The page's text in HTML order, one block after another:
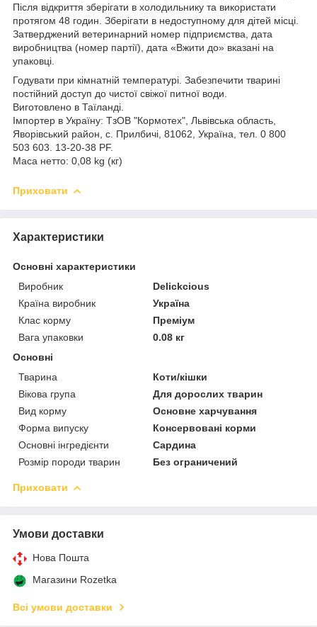
Після відкриття зберігати в холодильнику та використати
протягом 48 годин. Зберігати в недоступному для дітей місці.
Затверджений ветеринарний номер підприємства, дата
виробництва (номер партії), дата «Вжити до» вказані на
упаковці.
Годувати при кімнатній температурі. Забезпечити тварині
постійний доступ до чистої свіжої питної води.
Виготовлено в Таїланді.
Імпортер в Україну: ТзОВ "Кормотех", Львівська область,
Яворівський район, с. Прилбичі, 81062, Україна, тел. 0 800
503 603. 13-20-38 PF.
Маса нетто: 0,08 kg (кг)
Приховати
Характеристики
Основні характеристики
Виробник
Delickcious
Країна виробник
Україна
Клас корму
Преміум
Вага упаковки
0.08 кг
Основні
Тварина
Коти/кішки
Вікова група
Для дорослих тварин
Вид корму
Основне харчування
Форма випуску
Консервовані корми
Основні інгредієнти
Сардина
Розмір породи тварин
Без ограничений
Приховати
Умови доставки
Нова Пошта
Магазини Rozetka
Всі умови доставки